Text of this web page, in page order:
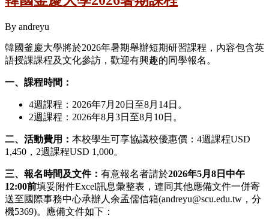
By andreyu
韓國釜慶大學將於2026年暑期舉辦短期研習課程，內容包含英
語授課課程及文化參訪，歡迎有興趣的同學報名。
一、課程時間：
4週課程：2026年7月20日至8月14日。
2週課程：2026年8月3日至8月10日。
二、活動費用： 本校學生可享協議校優惠價：4週課程USD
1,450，2週課程USD 1,000。
三、報名時間及文件： 有意報名者請於2026年5月8日中午
12:00前填妥附件Excel訊息彙整表，連同其他應備文件一併寄
送至國際事務中心承辦人余孟儒信箱(andreyu@scu.edu.tw，分
機5369)。應備文件如下：